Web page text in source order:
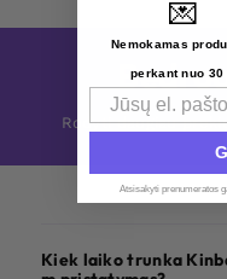
Rodyti daugiau
Kiek laiko trunka
💌
Nemokamas
perkant nuo 30
Email
Atsisakyti prenumeratos